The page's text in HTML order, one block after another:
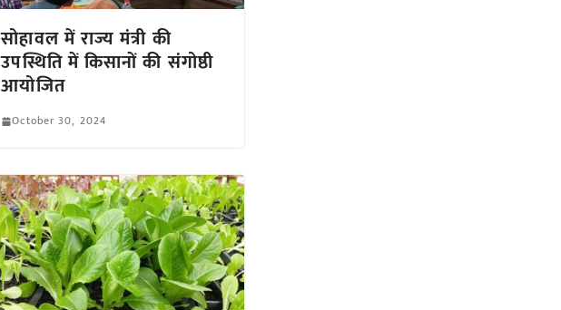
सोहावल में राज्य मंत्री की
उपस्थिति में किसानों की संगोष्ठी
आयोजित
October 30, 2024